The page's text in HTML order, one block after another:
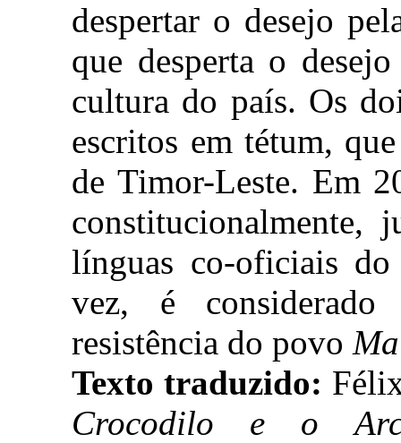
despertar o desejo
que desperta o
cultura do país. Os
escritos em tétum,
de Timor-Leste. Em
constitucionalmente,
línguas co-oficiais
vez, é
resistência do povo
Texto traduzido:
Crocodilo e o